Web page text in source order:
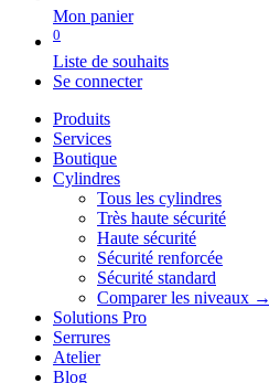
Mon panier
0
Liste de souhaits
Se connecter
Produits
Services
Boutique
Cylindres
Tous les cylindres
Très haute sécurité
Haute sécurité
Sécurité renforcée
Sécurité standard
Comparer les niveaux →
Solutions Pro
Serrures
Atelier
Blog